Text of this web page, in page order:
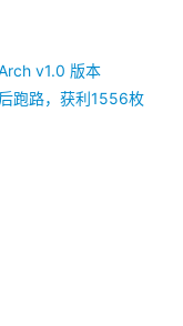
v1.0 版本
跑路，获利1556枚